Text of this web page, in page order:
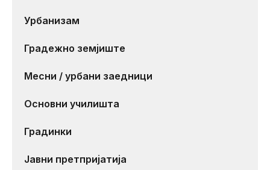
Урбанизам
Градежно земјиште
Месни / урбани заедници
Основни училишта
Градинки
Јавни претпријатија